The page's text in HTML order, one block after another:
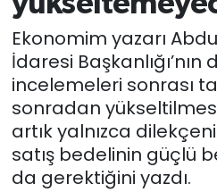
Ekonomim yazarı
İdaresi
incelemeleri sonrası
sonradan
artık yalnızca
satış bedelinin güçlü
da gerektiğini yazdı.
Eğitim
Kültür-sanat
Sağlık
Spor
Kültür-sanat
Sağlık
Spor
Teknoloji
Son Dakika Haberleri
Haber Arşivi